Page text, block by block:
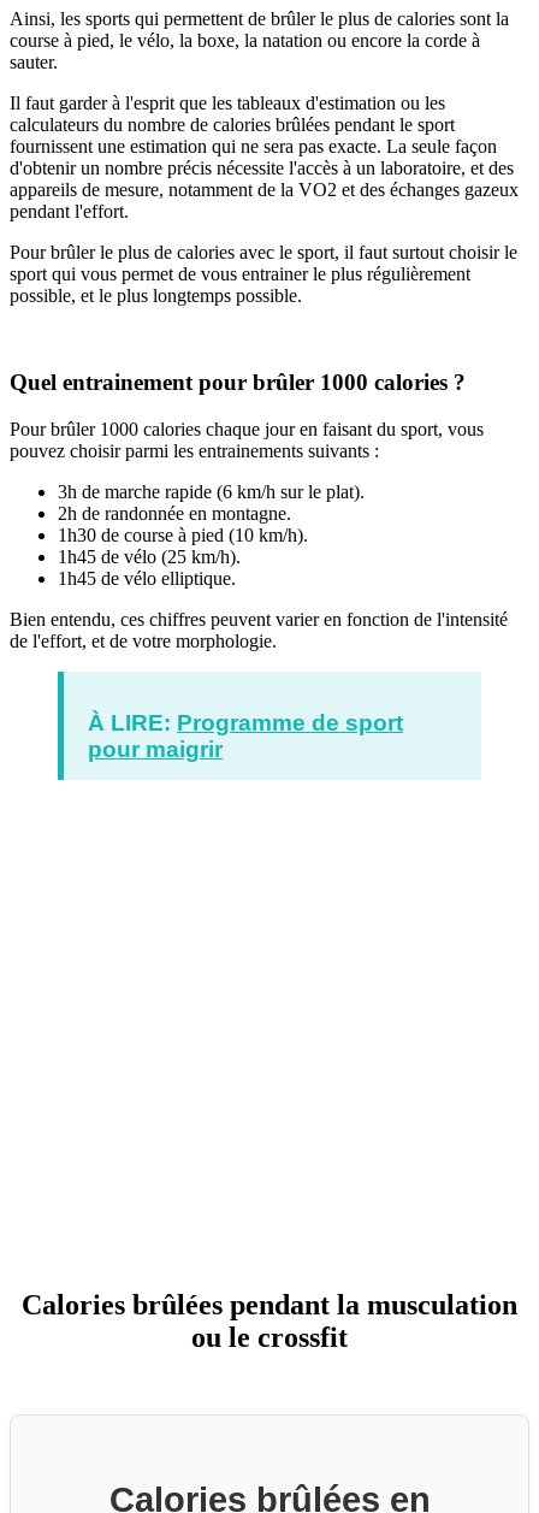
Ainsi, les sports qui permettent de brûler le plus de calories sont la
course à pied, le vélo, la boxe, la natation ou encore la corde à
sauter.
Il faut garder à l'esprit que les tableaux d'estimation ou les
calculateurs du nombre de calories brûlées pendant le sport
fournissent une estimation qui ne sera pas exacte. La seule façon
d'obtenir un nombre précis nécessite l'accès à un laboratoire, et des
appareils de mesure, notamment de la VO2 et des échanges gazeux
pendant l'effort.
Pour brûler le plus de calories avec le sport, il faut surtout choisir le
sport qui vous permet de vous entrainer le plus régulièrement
possible, et le plus longtemps possible.
Quel entrainement pour brûler 1000 calories ?
Pour brûler 1000 calories chaque jour en faisant du sport, vous
pouvez choisir parmi les entrainements suivants :
3h de marche rapide (6 km/h sur le plat).
2h de randonnée en montagne.
1h30 de course à pied (10 km/h).
1h45 de vélo (25 km/h).
1h45 de vélo elliptique.
Bien entendu, ces chiffres peuvent varier en fonction de l'intensité
de l'effort, et de votre morphologie.
À LIRE: Programme de sport
pour maigrir
Calories brûlées pendant la musculation
ou le crossfit
Calories brûlées en